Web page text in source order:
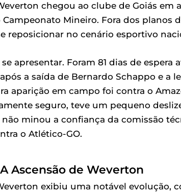
chegou ao clube de Goiás em
Mineiro. Fora dos planos
reposicionar no cenário esportivo
apresentar. Foram 81 dias de espera
a saída de Bernardo Schappo e a
aparição em campo foi contra o
seguro, teve um pequeno
minou a confiança da comissão
o Atlético-GO.
Ascensão de Weverton
exibiu uma notável evolução,